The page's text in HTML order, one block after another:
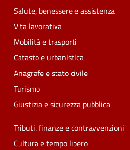
Salute, benessere e assistenza
Vita lavorativa
Mobilità e trasporti
Catasto e urbanistica
Anagrafe e stato civile
Turismo
Giustizia e sicurezza pubblica
Tributi, finanze e contravvenzioni
Cultura e tempo libero